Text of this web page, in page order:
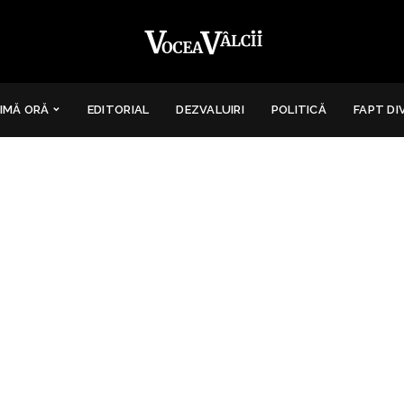
ORĂ EDITORIAL DEZVALUIRI POLITICĂ FAPT